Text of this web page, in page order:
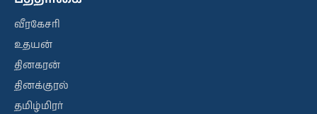
வீரகேசரி
உதயன்
தினகரன்
தினக்குரல்
தமிழ்மிரர்